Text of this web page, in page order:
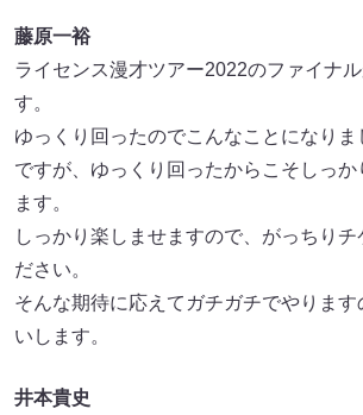
藤原一裕
ライセンス漫才ツアー2022のファイナ
す。
ゆっくり回ったのでこんなことになりま
ですが、ゆっくり回ったからこそしっか
ます。
しっかり楽しませますので、がっちりチ
ださい。
そんな期待に応えてガチガチでやりま
いします。
井本貴史